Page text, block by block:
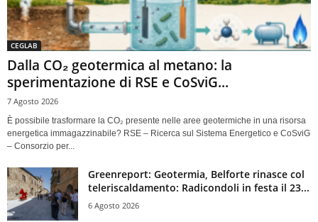
CEGLAB
Dalla CO₂ geotermica al metano: la
sperimentazione di RSE e CoSviG...
7 Agosto 2026
È possibile trasformare la CO₂ presente nelle aree geotermiche in una risorsa
energetica immagazzinabile? RSE – Ricerca sul Sistema Energetico e CoSviG
– Consorzio per...
Greenreport: Geotermia, Belforte rinasce col
teleriscaldamento: Radicondoli in festa il 23...
6 Agosto 2026